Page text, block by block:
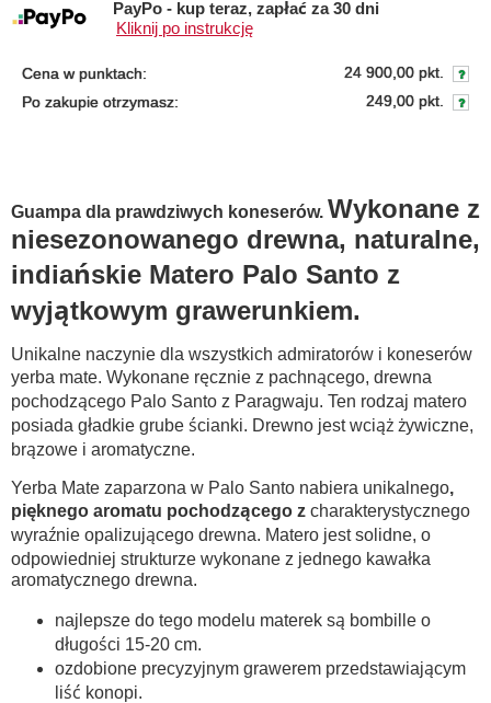
PayPo - kup teraz, zapłać za 30 dni
Kliknij po instrukcję
Cena w punktach:
24 900,00 pkt.
Po zakupie otrzymasz:
249,00 pkt.
Guampa dla prawdziwych koneserów. Wykonane z
niesezonowanego drewna, naturalne,
indiańskie Matero Palo Santo z
wyjątkowym grawerunkiem.
Unikalne naczynie dla wszystkich admiratorów i koneserów
yerba mate. Wykonane ręcznie z pachnącego, drewna
pochodzącego Palo Santo z Paragwaju. Ten rodzaj matero
posiada gładkie grube ścianki. Drewno jest wciąż żywiczne,
brązowe i aromatyczne.
Yerba Mate zaparzona w Palo Santo nabiera unikalnego,
pięknego aromatu pochodzącego z charakterystycznego
wyraźnie opalizującego drewna. Matero jest solidne, o
odpowiedniej strukturze wykonane z jednego kawałka
aromatycznego drewna.
najlepsze do tego modelu materek są bombille o
długości 15-20 cm.
ozdobione precyzyjnym grawerem przedstawiającym
liść konopi.